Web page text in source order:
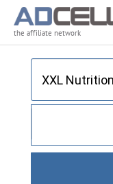
the affiliate network